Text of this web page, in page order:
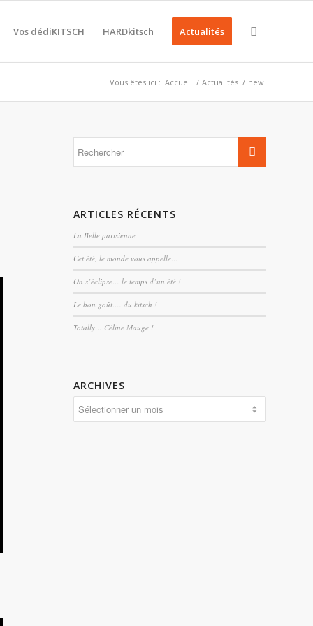
Vos dédiKITSCH HARDkitsch Actualités
Vous êtes ici : Accueil / Actualités / new
ARTICLES RÉCENTS
La Belle parisienne
Cet été, le monde vous appelle…
On s’éclipse… le temps d’un été !
Le bon goût…. du kitsch !
Totally… Céline Mauge !
ARCHIVES